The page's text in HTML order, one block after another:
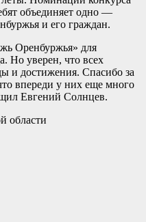
объединяет одно —
и его граждан.
Оренбуржья» для
Но уверен, что всех
и достижения. Спасибо за
впереди у них еще много
Евгений Солнцев.
области